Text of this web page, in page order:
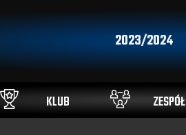
2023/2024
KLUB ZESPÓŁ